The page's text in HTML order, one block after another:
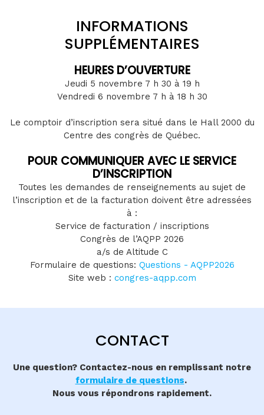
INFORMATIONS
SUPPLÉMENTAIRES
HEURES D’OUVERTURE
Jeudi 5 novembre 7 h 30 à 19 h
Vendredi 6 novembre 7 h à 18 h 30
Le comptoir d’inscription sera situé dans le Hall 2000 du
Centre des congrès de Québec.
POUR COMMUNIQUER AVEC LE SERVICE
D’INSCRIPTION
Toutes les demandes de renseignements au sujet de
l’inscription et de la facturation doivent être adressées
à :
Service de facturation / inscriptions
Congrès de l’AQPP 2026
a/s de Altitude C
Formulaire de questions: Questions - AQPP2026
Site web : congres-aqpp.com
CONTACT
Une question? Contactez-nous en remplissant notre
formulaire de questions.
Nous vous répondrons rapidement.